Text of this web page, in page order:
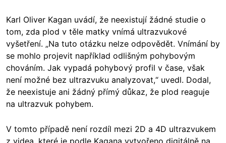
Karl Oliver Kagan uvádí, že neexistují žádné studie o
tom, zda plod v těle matky vnímá ultrazvukové
vyšetření. „Na tuto otázku nelze odpovědět. Vnímání by
se mohlo projevit například odlišným pohybovým
chováním. Jak vypadá pohybový profil v čase, však
není možné bez ultrazvuku analyzovat,“ uvedl. Dodal,
že neexistuje ani žádný přímý důkaz, že plod reaguje
na ultrazvuk pohybem.
V tomto případě není rozdíl mezi 2D a 4D ultrazvukem